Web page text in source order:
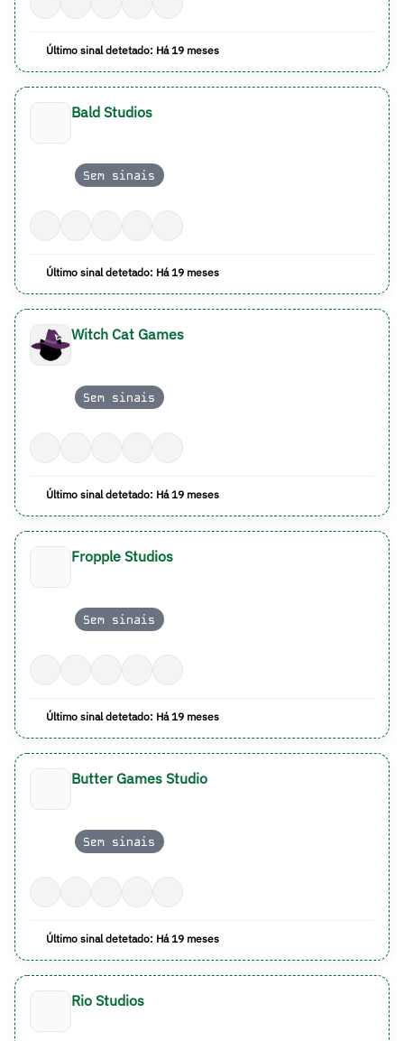
Último sinal detetado: Há 19 meses
Bald Studios
Sem sinais
Último sinal detetado: Há 19 meses
Witch Cat Games
Sem sinais
Último sinal detetado: Há 19 meses
Fropple Studios
Sem sinais
Último sinal detetado: Há 19 meses
Butter Games Studio
Sem sinais
Último sinal detetado: Há 19 meses
Rio Studios